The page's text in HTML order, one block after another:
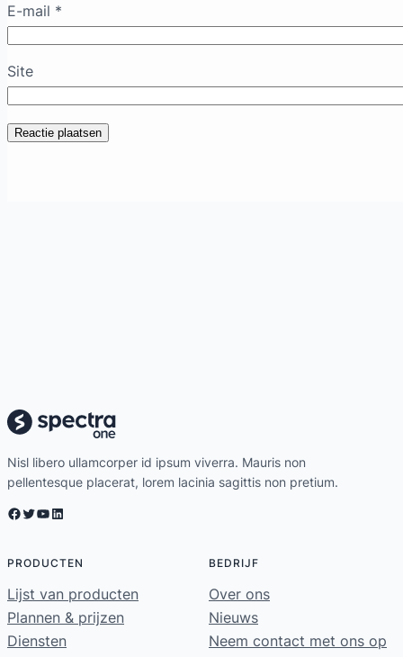
E-mail *
Site
Nisl libero ullamcorper id ipsum viverra. Mauris non
pellentesque placerat, lorem lacinia sagittis non pretium.
Facebook Twitter YouTube LinkedIn
PRODUCTEN
Lijst van producten
Plannen & prijzen
Diensten
BEDRIJF
Over ons
Nieuws
Neem contact met ons op